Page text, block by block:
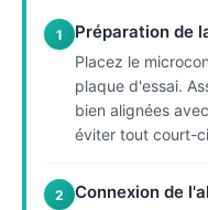
1 Préparation de
Placez le
plaque d'essai.
bien alignées
éviter tout court-
2 Connexion de